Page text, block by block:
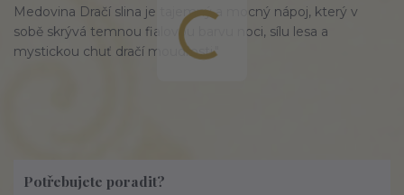
Medovina Dračí slina je tajemný a mocný nápoj, který v
sobě skrývá temnou fialovou barvu noci, sílu lesa a
mystickou chuť dračí moudrosti."
Potřebujete poradit?